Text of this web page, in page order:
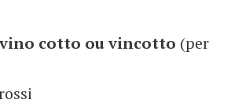
cotto ou vincotto (per